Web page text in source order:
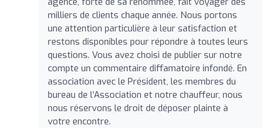
milliers de clients chaque année. Nous portons
une attention particulière à leur satisfaction et
restons disponibles pour répondre à toutes leurs
questions. Vous avez choisi de publier sur notre
compte un commentaire diffamatoire infondé. En
association avec le Président, les membres du
bureau de l’Association et notre chauffeur, nous
nous réservons le droit de déposer plainte à
votre encontre.